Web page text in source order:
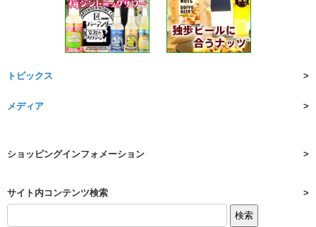
トピックス
メディア
ショッピングインフォメーション
サイト内コンテンツ検索